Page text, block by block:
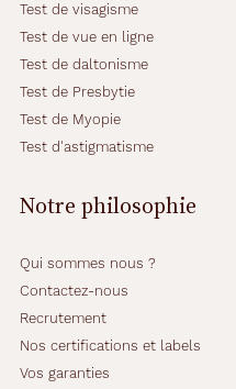
Test de visagisme
Test de vue en ligne
Test de daltonisme
Test de Presbytie
Test de Myopie
Test d'astigmatisme
Notre philosophie
Qui sommes nous ?
Contactez-nous
Recrutement
Nos certifications et labels
Vos garanties